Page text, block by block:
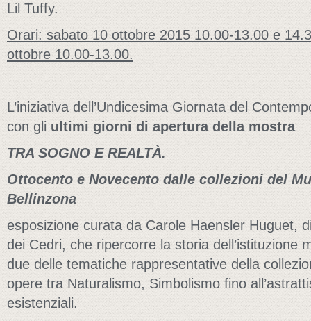
Lil Tuffy.
Orari: sabato 10 ottobre 2015 10.00-13.00 e
ottobre 10.00-13.00.
L’iniziativa dell’Undicesima Giornata del
con gli ultimi giorni di apertura della mostra
TRA SOGNO E REALTÀ.
Ottocento e Novecento dalle collezioni del
Bellinzona
esposizione curata da Carole Haensler Huguet,
dei Cedri, che ripercorre la storia dell’istituzione
due delle tematiche rappresentative della
opere tra Naturalismo, Simbolismo fino
esistenziali.